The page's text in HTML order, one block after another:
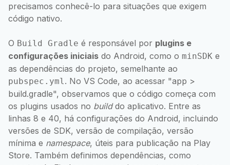
precisamos conhecê-lo para situações que exigem
código nativo.
O Build Gradle é responsável por plugins e
configurações iniciais do Android, como o minSDK e
as dependências do projeto, semelhante ao
pubspec.yml. No VS Code, ao acessar "app >
build.gradle", observamos que o código começa com
os plugins usados no builddo aplicativo. Entre as
linhas 8 e 40, há configurações do Android, incluindo
versões de SDK, versão de compilação, versão
mínima e namespace, úteis para publicação na Play
Store. Também definimos dependências, como